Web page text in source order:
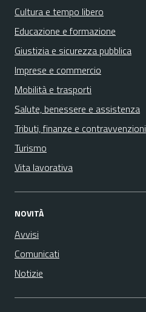
Cultura e tempo libero
Educazione e formazione
Giustizia e sicurezza pubblica
Imprese e commercio
Mobilità e trasporti
Salute, benessere e assistenza
Tributi, finanze e contravvenzioni
Turismo
Vita lavorativa
NOVITÀ
Avvisi
Comunicati
Notizie